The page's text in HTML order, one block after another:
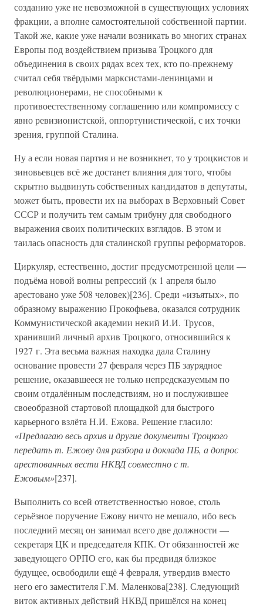
созданию уже не невозможной в существующих условиях
фракции, а вполне самостоятельной собственной партии.
Такой же, какие уже начали возникать во многих странах
Европы под воздействием призыва Троцкого для
объединения в своих рядах всех тех, кто по-прежнему
считал себя твёрдыми марксистами-ленинцами и
революционерами, не способными к
противоестественному соглашению или компромиссу с
явно ревизионистской, оппортунистической, с их точки
зрения, группой Сталина.
Ну а если новая партия и не возникнет, то у троцкистов и
зиновьевцев всё же достанет влияния для того, чтобы
скрытно выдвинуть собственных кандидатов в депутаты,
может быть, провести их на выборах в Верховный Совет
СССР и получить тем самым трибуну для свободного
выражения своих политических взглядов. В этом и
таилась опасность для сталинской группы реформаторов.
Циркуляр, естественно, достиг предусмотренной цели —
подъёма новой волны репрессий (к 1 апреля было
арестовано уже 508 человек)[236]. Среди «изъятых», по
образному выражению Прокофьева, оказался сотрудник
Коммунистической академии некий И.И. Трусов,
хранивший личный архив Троцкого, относившийся к
1927 г. Эта весьма важная находка дала Сталину
основание провести 27 февраля через ПБ заурядное
решение, оказавшееся не только непредсказуемым по
своим отдалённым последствиям, но и послужившее
своеобразной стартовой площадкой для быстрого
карьерного взлёта Н.И. Ежова. Решение гласило:
«Предлагаю весь архив и другие документы Троцкого
передать т. Ежову для разбора и доклада ПБ, а допрос
арестованных вести НКВД совместно с т.
Ежовым»[237].
Выполнить со всей ответственностью новое, столь
серьёзное поручение Ежову ничто не мешало, ибо весь
последний месяц он занимал всего две должности —
секретаря ЦК и председателя КПК. От обязанностей же
заведующего ОРПО его, как бы предвидя близкое
будущее, освободили ещё 4 февраля, утвердив вместо
него его заместителя Г.М. Маленкова[238]. Следующий
виток активных действий НКВД пришёлся на конец